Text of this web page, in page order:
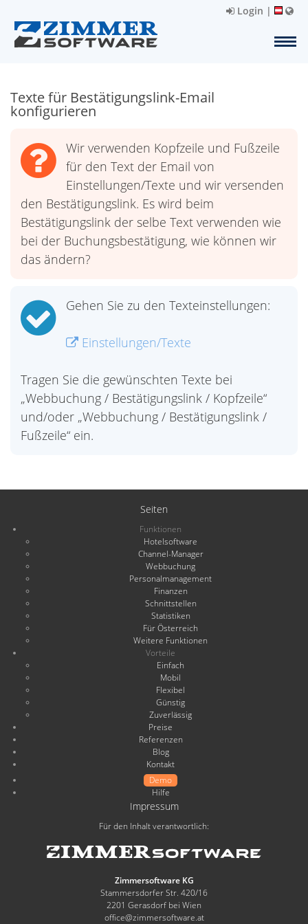
Login |
Texte für Bestätigungslink-Email
konfigurieren
Wir verwenden Kopfzeile und Fußzeile
für den Text der Email von
Einstellungen/Texte und wir versenden
den Bestätigungslink. Es wird beim
Bestätigungslink der selbe Text verwenden wie
bei der Buchungsbestätigung, wie können wir
das ändern?
Gehen Sie zu den Texteinstellungen:
Einstellungen/Texte
Tragen Sie die gewünschten Texte bei
„Webbuchung / Bestätigungslink / Kopfzeile“
und/oder „Webbuchung / Bestätigungslink /
Fußzeile“ ein.
Seiten
Funktionen
Hotelsoftware
Channel-Manager
Webbuchung
Personalmanagement
Finanzen
Schnittstellen
Statistiken
Für Österreich
Weitere Funktionen
Vorteile
Einfach
Mobil
Flexibel
Günstig
Zuverlässig
Preise
Referenzen
Blog
Kontakt
Demo
Hilfe
Impressum
Für den Inhalt verantwortlich:
Zimmersoftware KG
Stammersdorfer Str. 420/16
2201 Gerasdorf bei Wien
office@zimmersoftware.at